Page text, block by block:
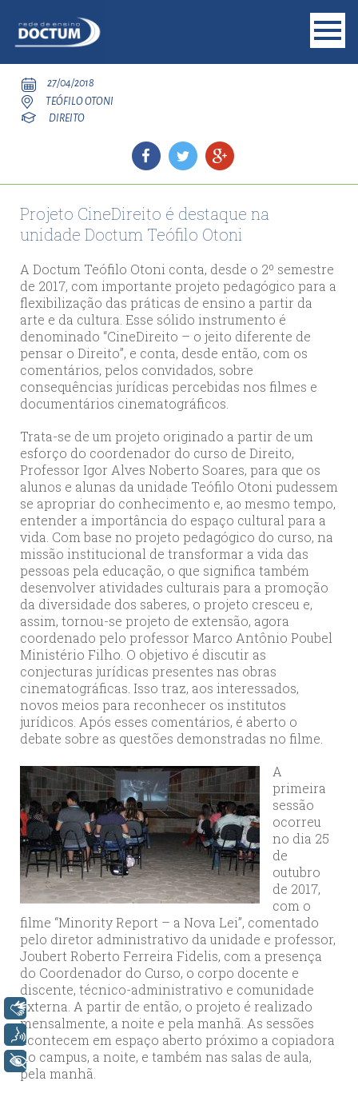
27/04/2018
TEÓFILO OTONI
DIREITO
Projeto CineDireito é destaque na
unidade Doctum Teófilo Otoni
A Doctum Teófilo Otoni conta, desde o 2º semestre
de 2017, com importante projeto pedagógico para a
flexibilização das práticas de ensino a partir da
arte e da cultura. Esse sólido instrumento é
denominado “CineDireito – o jeito diferente de
pensar o Direito”, e conta, desde então, com os
comentários, pelos convidados, sobre
consequências jurídicas percebidas nos filmes e
documentários cinematográficos.
Trata-se de um projeto originado a partir de um
esforço do coordenador do curso de Direito,
Professor Igor Alves Noberto Soares, para que os
alunos e alunas da unidade Teófilo Otoni pudessem
se apropriar do conhecimento e, ao mesmo tempo,
entender a importância do espaço cultural para a
vida. Com base no projeto pedagógico do curso, na
missão institucional de transformar a vida das
pessoas pela educação, o que significa também
desenvolver atividades culturais para a promoção
da diversidade dos saberes, o projeto cresceu e,
assim, tornou-se projeto de extensão, agora
coordenado pelo professor Marco Antônio Poubel
Ministério Filho. O objetivo é discutir as
conjecturas jurídicas presentes nas obras
cinematográficas. Isso traz, aos interessados,
novos meios para reconhecer os institutos
jurídicos. Após esses comentários, é aberto o
debate sobre as questões demonstradas no filme.
A
primeira
sessão
ocorreu
no dia 25
de
outubro
de 2017,
com o
filme “Minority Report – a Nova Lei”, comentado
pelo diretor administrativo da unidade e professor,
Joubert Roberto Ferreira Fidelis, com a presença
do Coordenador do Curso, o corpo docente e
discente, técnico-administrativo e comunidade
externa. A partir de então, o projeto é realizado
mensalmente, a noite e pela manhã. As sessões
acontecem em espaço aberto próximo a copiadora
do campus, a noite, e também nas salas de aula,
pela manhã.
Libras
Voz
+ Acessibilidade